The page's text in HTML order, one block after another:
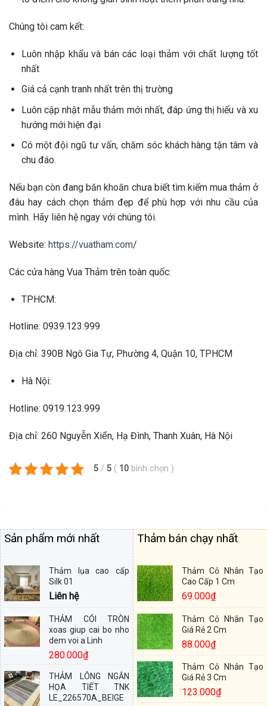
Chúng tôi cam kết:
Luôn nhập khẩu và bán các loại thảm với chất lượng tốt
nhất
Giá cả cạnh tranh nhất trên thị trường
Luôn cập nhật mẫu thảm mới nhất, đáp ứng thị hiếu và xu
hướng mới hiện đại
Có một đội ngũ tư vấn, chăm sóc khách hàng tận tâm và
chu đáo.
Nếu bạn còn đang băn khoăn chưa biết tìm kiếm mua thảm ở
đâu hay cách chọn thảm đẹp để phù hợp với nhu cầu của
mình. Hãy liên hệ ngay với chúng tôi.
Website: https://vuatham.com/
Các cửa hàng Vua Thảm trên toàn quốc:
TPHCM:
Hotline: 0939.123.999
Địa chỉ: 390B Ngô Gia Tự, Phường 4, Quận 10, TPHCM
Hà Nội:
Hotline: 0919.123.999
Địa chỉ: 260 Nguyễn Xiển, Hạ Đình, Thanh Xuân, Hà Nội
5 / 5 ( 10 bình chọn )
Sản phẩm mới nhất
Thảm lụa cao cấp
Silk 01
Liên hệ
THẢM CÓI TRÒN
xoas giup cai bo nho
dem voi a Linh
280.000₫
THẢM LÔNG NGẮN
HỌA TIẾT TNK
LE_226570A_BEIGE
Thảm bán chạy nhất
Thảm Cỏ Nhân Tạo
Cao Cấp 1 Cm
69.000₫
Thảm Cỏ Nhân Tạo
Giá Rẻ 2 Cm
88.000₫
Thảm Cỏ Nhân Tạo
Giá Rẻ 3 Cm
123.000₫